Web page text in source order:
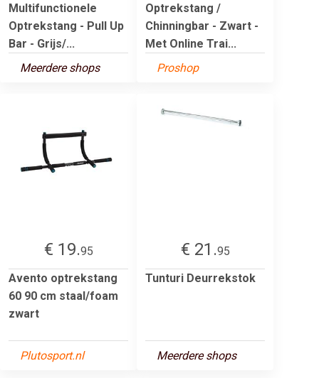
Multifunctionele
Optrekstang - Pull Up
Bar - Grijs/...
Meerdere shops
Optrekstang /
Chinningbar - Zwart -
Met Online Trai...
Proshop
€ 19.95
Avento optrekstang
60 90 cm staal/foam
zwart
Plutosport.nl
€ 21.95
Tunturi Deurrekstok
Meerdere shops